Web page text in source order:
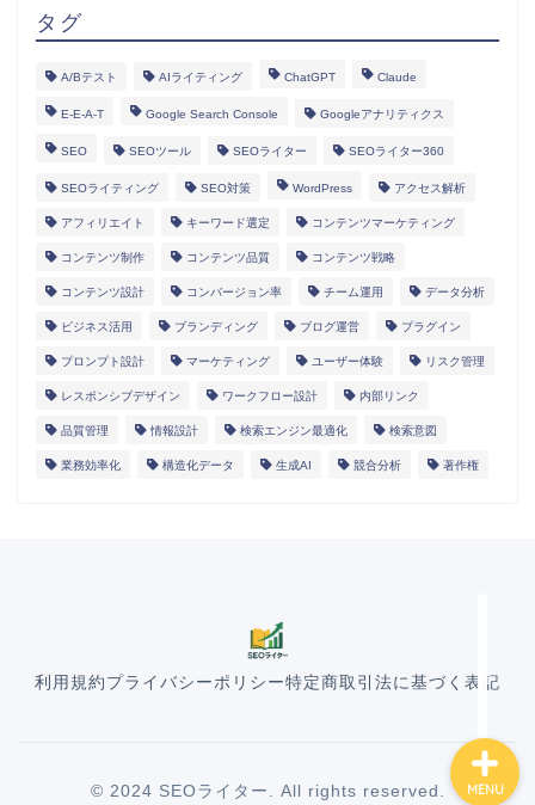
タグ
A/Bテスト AIライティング ChatGPT Claude
E-E-A-T Google Search Console Googleアナリティクス
SEO SEOツール SEOライター SEOライター360
SEOライティング SEO対策 WordPress アクセス解析
アフィリエイト キーワード選定 コンテンツマーケティング
コンテンツ制作 コンテンツ品質 コンテンツ戦略
コンテンツ設計 コンバージョン率 チーム運用 データ分析
ビジネス活用 ブランディング ブログ運営 プラグイン
プロンプト設計 マーケティング ユーザー体験 リスク管理
レスポンシブデザイン ワークフロー設計 内部リンク
品質管理 情報設計 検索エンジン最適化 検索意図
業務効率化 構造化データ 生成AI 競合分析 著作権
利用規約プライバシーポリシー特定商取引法に基づく表記
© 2024 SEOライター. All rights reserved. MENU
HOME